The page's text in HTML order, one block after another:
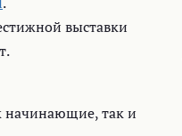
выставки
начинающие, так и